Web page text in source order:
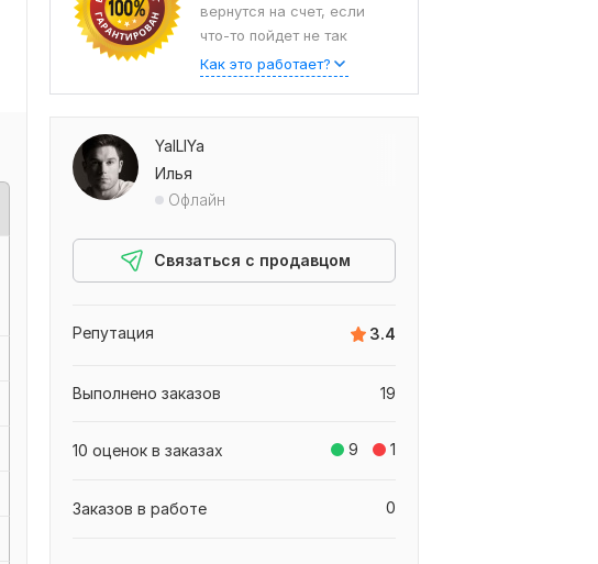
вернутся на счет, если
что-то пойдет не так
Как это работает?
YaILIYa
Илья
Офлайн
Связаться с продавцом
3.4
Репутация
19
Выполнено заказов
9 1
10 оценок в заказах
0
Заказов в работе